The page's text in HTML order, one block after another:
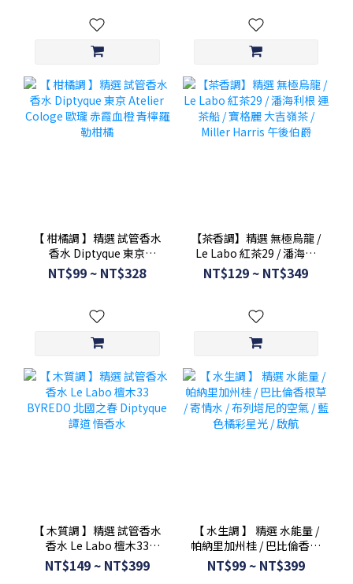
【 柑橘調 】精選 試管香水
香水 Diptyque 東京
Atelier Cologe 歐瓏 赤霞
血橙 青檸羅勒柑橘
NT$99 ~ NT$328
【茶香調】精選 無極烏龍 /
Le Labo 紅茶29 / 潘海利
根 運茶船 / 寶格麗 大吉嶺
茶 / Miller Harris 午後伯爵
NT$129 ~ NT$349
【 木質調 】精選 試管香水
香水 Le Labo 檀木33
BYREDO 北國之春
Diptyque 譚道 悟香水
NT$149 ~ NT$399
【 水生調 】 精選 水能量 /
帕納里加州桂 / 巴比倫香根
草 / 寄情水 / 布列塔尼的空
氣 / 藍色橘彩星光 / 啟航
NT$99 ~ NT$399